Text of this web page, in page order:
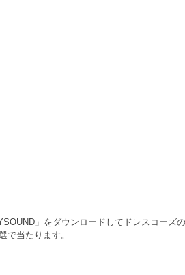
」をダウンロードしてドレスコーズ
で当たります。